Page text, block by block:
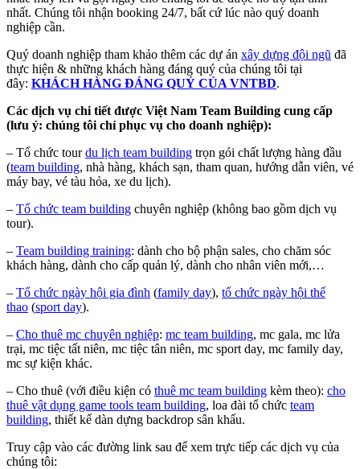
nhất. Chúng tôi nhận booking 24/7, bất cứ lúc nào quý doanh
nghiệp cần.
Quý doanh nghiệp tham khảo thêm các dự án xây dựng đội ngũ đã
thực hiện & những khách hàng đáng quý của chúng tôi tại
đây: KHÁCH HÀNG ĐÁNG QUÝ CỦA VNTBD.
Các dịch vụ chi tiết được Việt Nam Team Building cung cấp
(lưu ý: chúng tôi chỉ phục vụ cho doanh nghiệp):
– Tổ chức tourdu lịch team building trọn gói chất lượng hàng đầu
(team building, nhà hàng, khách sạn, tham quan, hướng dẫn viên, vé
máy bay, vé tàu hỏa, xe du lịch).
– Tổ chức team building chuyên nghiệp (không bao gồm dịch vụ
tour).
– Team building training: dành cho bộ phận sales, cho chăm sóc
khách hàng, dành cho cấp quản lý, dành cho nhân viên mới,…
– Tổ chức ngày hội gia đình (family day), tổ chức ngày hội thể
thao (sport day).
– Cho thuê mc chuyên nghiệp: mc team building, mc gala, mc lửa
trại, mc tiệc tất niên, mc tiệc tân niên, mc sport day, mc family day,
mc sự kiện khác.
– Cho thuê (với điều kiện có thuê mc team building kèm theo): cho
thuê vật dụng game tools team building, loa đài tổ chức team
building, thiết kế dàn dựng backdrop sân khấu.
Truy cập vào các đường link sau để xem trực tiếp các dịch vụ của
chúng tôi: